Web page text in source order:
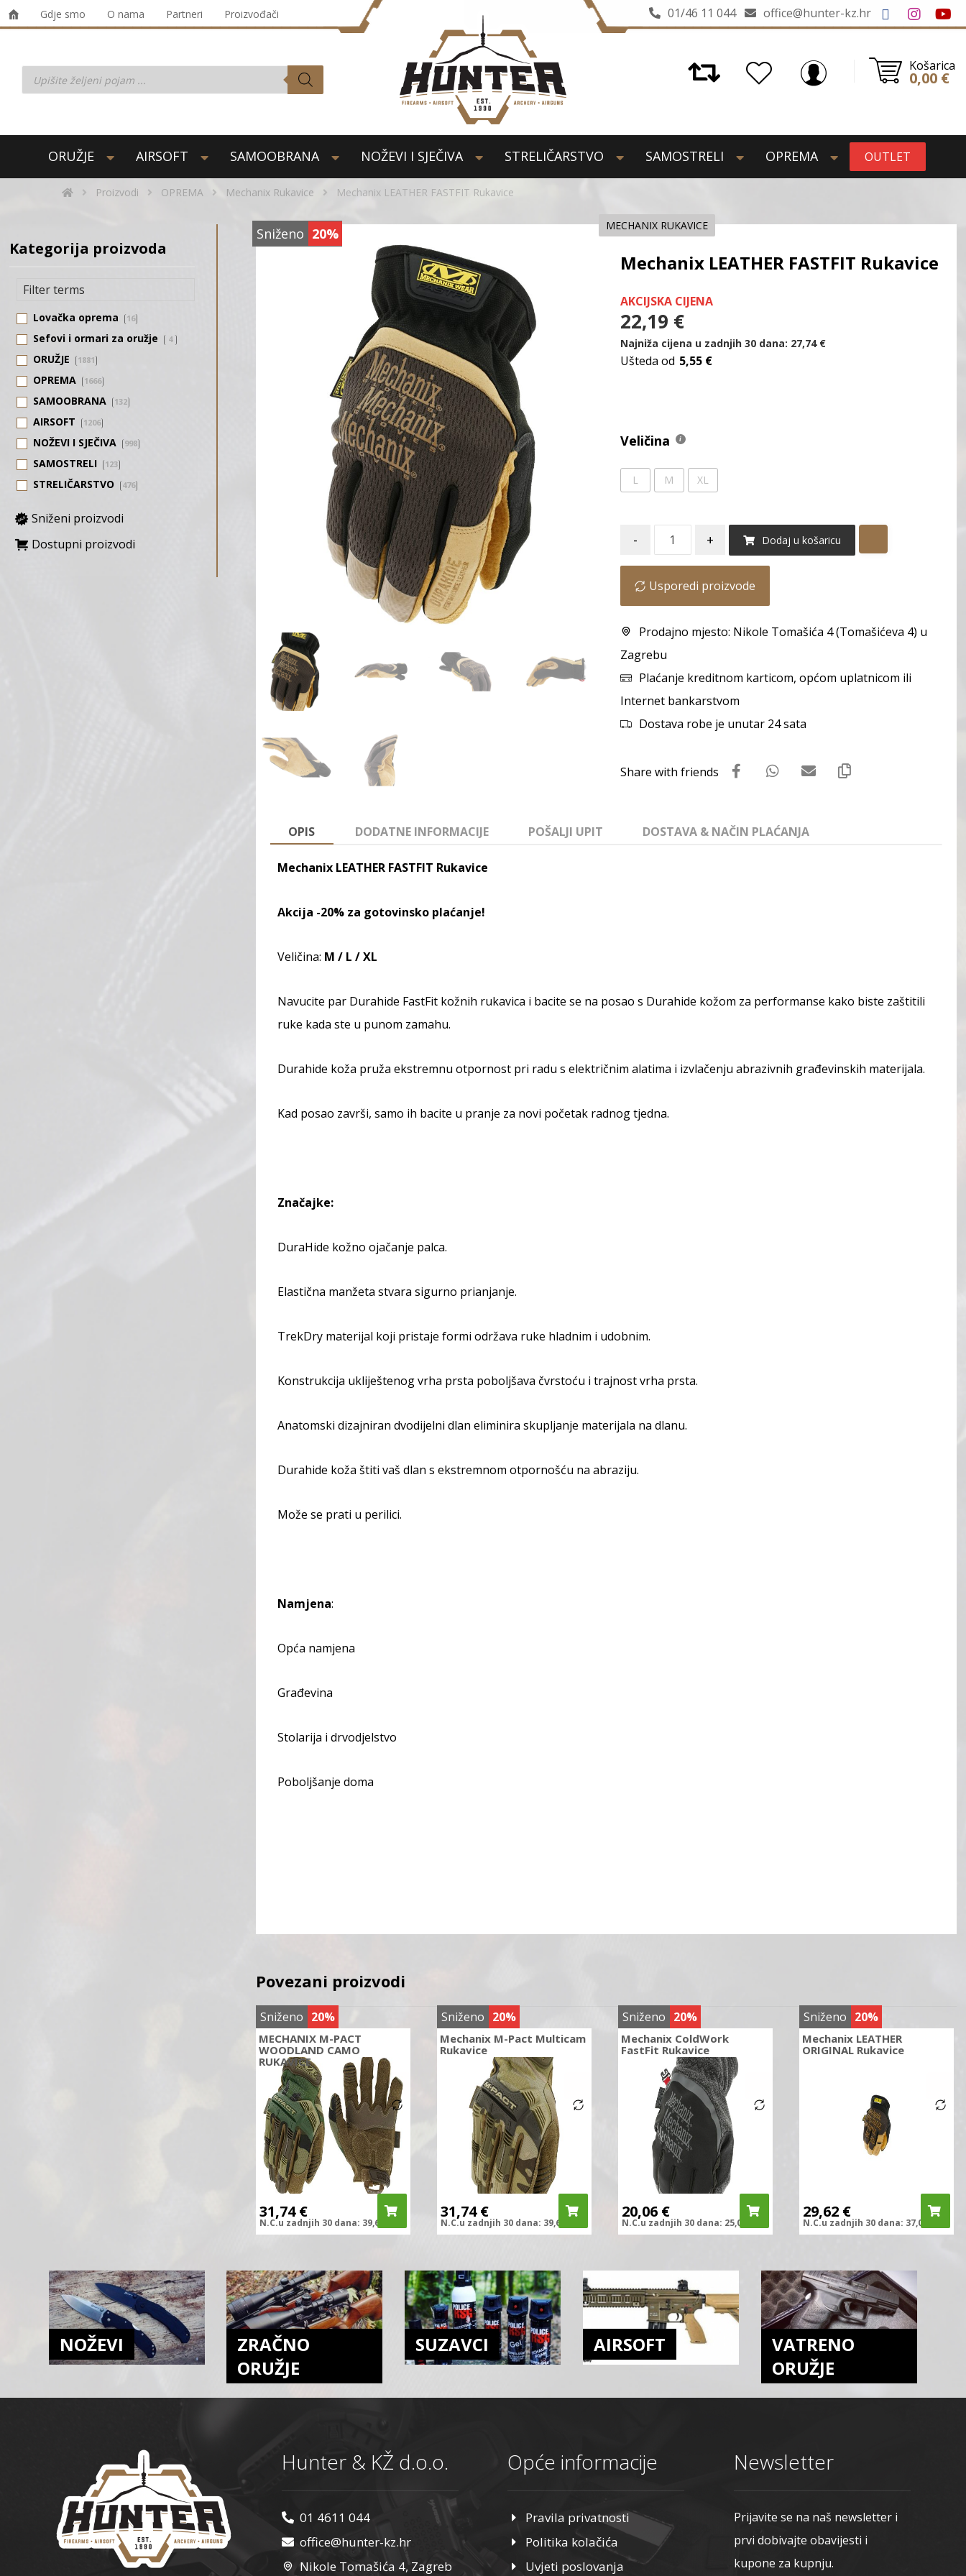
Gdje smo O nama Partneri Proizvođači office@hunter-kz.hr
01/46 11 044
Košarica
0,00 €
ORUŽJE AIRSOFT SAMOOBRANA NOŽEVI I SJEČIVA STRELIČARSTVO SAMOSTRELI OPREMA OUTLET
Proizvodi OPREMA Mechanix Rukavice Mechanix LEATHER FASTFIT Rukavice
Sniženo 20% MECHANIX RUKAVICE
Mechanix LEATHER FASTFIT Rukavice
AKCIJSKA CIJENA
22,19 €
Najniža cijena u zadnjih 30 dana: 27,74 €
Ušteda od 5,55 €
Veličina
L M XL
- + Dodaj u košaricu
Usporedi proizvode
Prodajno mjesto: Nikole Tomašića 4 (Tomašićeva 4) u
Zagrebu
Plaćanje kreditnom karticom, općom uplatnicom ili
Internet bankarstvom
Dostava robe je unutar 24 sata
OPIS DODATNE INFORMACIJE POŠALJI UPIT DOSTAVA & NAČIN PLAĆANJA
Mechanix LEATHER FASTFIT Rukavice
Akcija -20% za gotovinsko plaćanje!
Veličina: M / L / XL
Navucite par Durahide FastFit kožnih rukavica i bacite se na posao s Durahide kožom za performanse kako biste zaštitili
ruke kada ste u punom zamahu.
Durahide koža pruža ekstremnu otpornost pri radu s električnim alatima i izvlačenju abrazivnih građevinskih materijala.
Kad posao završi, samo ih bacite u pranje za novi početak radnog tjedna.
Značajke:
DuraHide kožno ojačanje palca.
Elastična manžeta stvara sigurno prianjanje.
TrekDry materijal koji pristaje formi održava ruke hladnim i udobnim.
Konstrukcija ukliještenog vrha prsta poboljšava čvrstoću i trajnost vrha prsta.
Anatomski dizajniran dvodijelni dlan eliminira skupljanje materijala na dlanu.
Durahide koža štiti vaš dlan s ekstremnom otpornošću na abraziju.
Može se prati u perilici.
Namjena:
Opća namjena
Građevina
Stolarija i drvodjelstvo
Poboljšanje doma
Povezani proizvodi
Sniženo 20%
MECHANIX M-PACT
WOODLAND CAMO
RUKAVICE
31,74€
N.C.u zadnjih 30 dana: 39,68
Sniženo 20%
Mechanix M-Pact Multicam
Rukavice
31,74€
N.C.u zadnjih 30 dana: 39,68
Sniženo 20%
Mechanix ColdWork
FastFit Rukavice
20,06 €
N.C.u zadnjih 30 dana: 25,08
Sniženo 20%
Mechanix LEATHER
ORIGINAL Rukavice
29,62 €
N.C.u zadnjih 30 dana: 37,03
Kategorija proizvoda
Lovačka oprema 16
Sefovi i ormari za oružje 4
ORUŽJE 1881
OPREMA 1666
SAMOOBRANA 132
AIRSOFT 1206
NOŽEVI I SJEČIVA 998
SAMOSTRELI 123
STRELIČARSTVO 476
Sniženi proizvodi
Dostupni proizvodi
NOŽEVI
ZRAČNO
ORUŽJE
SUZAVCI AIRSOFT
VATRENO
ORUŽJE
Hunter & KŽ d.o.o.
01 4611 044
office@hunter-kz.hr
Nikole Tomašića 4, Zagreb
Opće informacije
Pravila privatnosti
Politika kolačića
Uvjeti poslovanja
Newsletter
Prijavite se na naš newsletter i
prvi dobivajte obavijesti i
kupone za kupnju.